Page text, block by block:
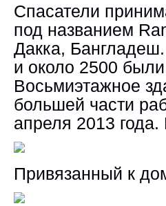
Спасатели
под названием
Дакка,
и около 2500
Восьмиэтажное
большей части
апреля 2013 года.
Привязанный к